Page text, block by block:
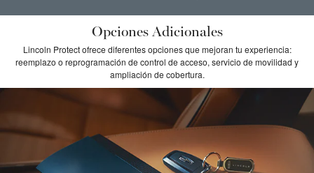
Opciones Adicionales
Lincoln Protect ofrece diferentes opciones que mejoran tu experiencia:
reemplazo o reprogramación de control de acceso, servicio de movilidad y
ampliación de cobertura.